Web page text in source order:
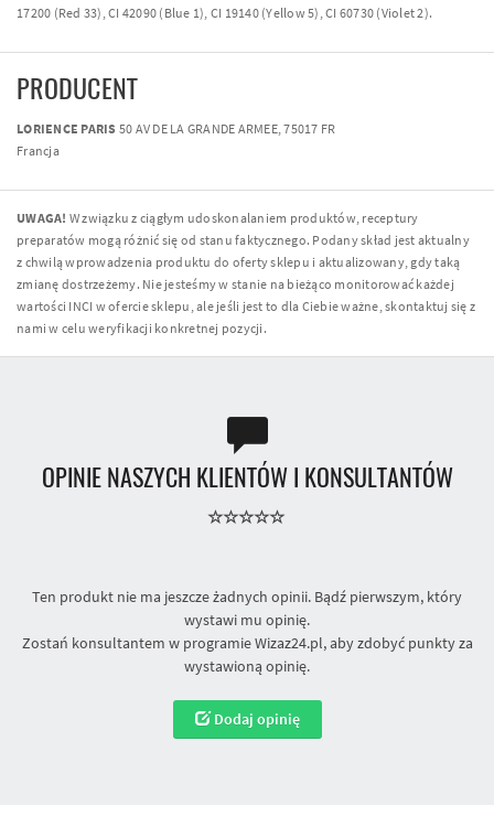
17200 (Red 33), CI 42090 (Blue 1), CI 19140 (Yellow 5), CI 60730 (Violet 2).
PRODUCENT
LORIENCE PARIS 50 AV DE LA GRANDE ARMEE, 75017 FR
Francja
UWAGA! W związku z ciągłym udoskonalaniem produktów, receptury
preparatów mogą różnić się od stanu faktycznego. Podany skład jest aktualny
z chwilą wprowadzenia produktu do oferty sklepu i aktualizowany, gdy taką
zmianę dostrzeżemy. Nie jesteśmy w stanie na bieżąco monitorować każdej
wartości INCI w ofercie sklepu, ale jeśli jest to dla Ciebie ważne, skontaktuj się z
nami w celu weryfikacji konkretnej pozycji.
OPINIE NASZYCH KLIENTÓW I KONSULTANTÓW
Ten produkt nie ma jeszcze żadnych opinii. Bądź pierwszym, który
wystawi mu opinię.
Zostań konsultantem w programie Wizaz24.pl, aby zdobyć punkty za
wystawioną opinię.
Dodaj opinię